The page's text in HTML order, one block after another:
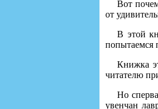
Вот
от
В этой
попытаемся
Книжка
читателю
Но
увенчан